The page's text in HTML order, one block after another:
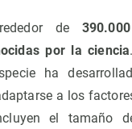
de
por la ciencia
ha
a los
el tamaño